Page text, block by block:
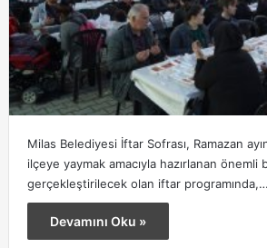
Milas Belediyesi İftar Sofrası, Ramazan
ilçeye yaymak amacıyla hazırlanan önemli
gerçekleştirilecek olan iftar programında,…
Devamını Oku »